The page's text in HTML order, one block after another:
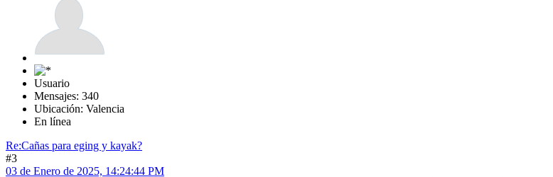
Usuario
Mensajes: 340
Ubicación: Valencia
En línea
Re:Cañas para eging y kayak?
#3
03 de Enero de 2025, 14:24:44 PM